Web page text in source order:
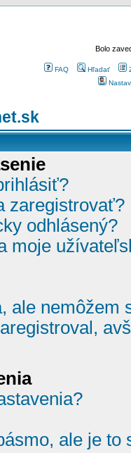
Bolo
FAQ Hľadať
zaregistrovať?
odhlásený?
moje
ale nemôžem
ale je to